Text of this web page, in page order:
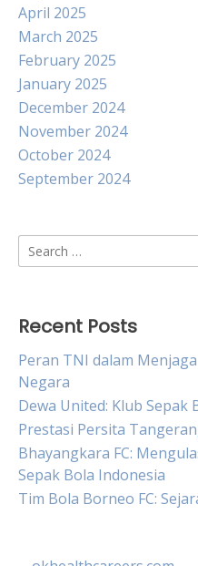
April 2025
March 2025
February 2025
January 2025
December 2024
November 2024
October 2024
September 2024
Search
for:
Recent Posts
Peran TNI dalam
Negara
Dewa United: Klub
Prestasi Persita
Bhayangkara FC:
Sepak Bola Indonesia
Tim Bola Borneo FC: